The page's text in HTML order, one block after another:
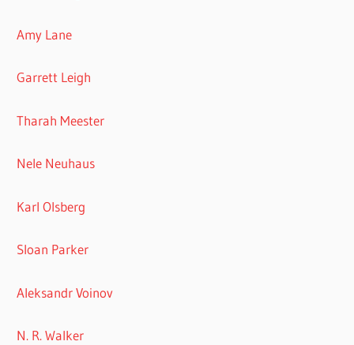
Amy Lane
Garrett Leigh
Tharah Meester
Nele Neuhaus
Karl Olsberg
Sloan Parker
Aleksandr Voinov
N. R. Walker